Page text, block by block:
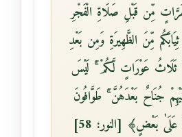
مِّن قَبْلِ صَلَاةِ الْفَجْرِ
مِّنَ الظَّهِيرَةِ وَمِن بَعْدِ
ثَلَاثُ عَوْرَاتٍ لَّكُمْ ۚ لَيْسَ
جُنَاحٌ بَعْدَهُنَّ ۚ طَوَّافُونَ
بَعْضٍ﴾ [النور: 58]